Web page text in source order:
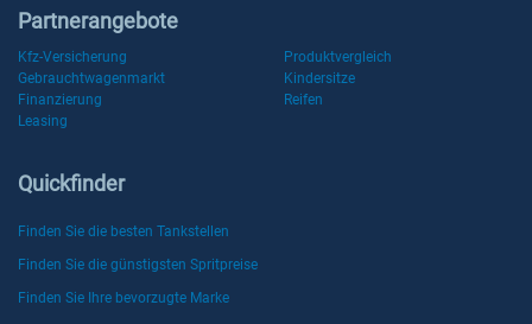
Partnerangebote
Kfz-Versicherung
Produktvergleich
Gebrauchtwagenmarkt
Kindersitze
Finanzierung
Reifen
Leasing
Quickfinder
Finden Sie die besten Tankstellen
Finden Sie die günstigsten Spritpreise
Finden Sie Ihre bevorzugte Marke